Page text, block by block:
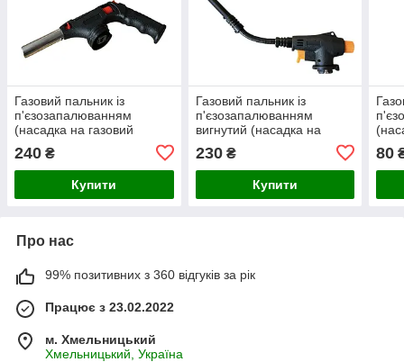
Газовий пальник із
п'єзозапалюванням
(насадка на газовий
240 ₴
Купити
Газовий пальник із
п'єзозапалюванням
вигнутий (насадка на
230₴
Купити
80
Про нас
99% позитивних з 360 відгуків за рік
Працює з 23.02.2022
м. Хмельницький
Хмельницький, Україна